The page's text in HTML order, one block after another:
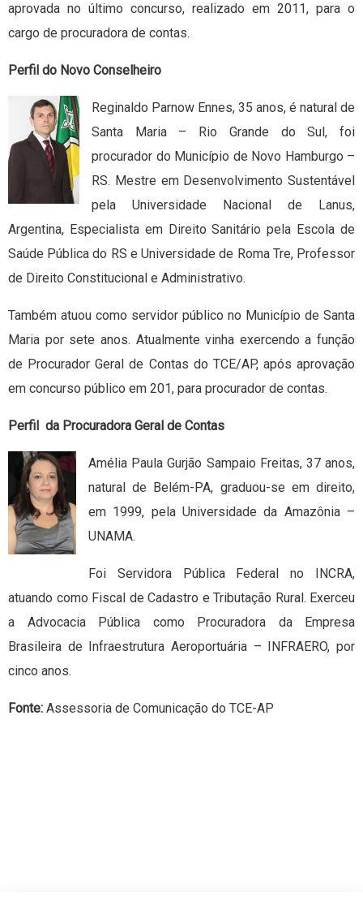
aprovada no último concurso, realizado em 2011, para o
cargo de procuradora de contas.
Perfil do Novo Conselheiro
Reginaldo Parnow Ennes, 35 anos, é natural de
Santa Maria – Rio Grande do Sul, foi
procurador do Município de Novo Hamburgo –
RS. Mestre em Desenvolvimento Sustentável
pela Universidade Nacional de Lanus,
Argentina, Especialista em Direito Sanitário pela Escola de
Saúde Pública do RS e Universidade de Roma Tre, Professor
de Direito Constitucional e Administrativo.
Também atuou como servidor público no Município de Santa
Maria por sete anos. Atualmente vinha exercendo a função
de Procurador Geral de Contas do TCE/AP, após aprovação
em concurso público em 201, para procurador de contas.
Perfil da Procuradora Geral de Contas
Amélia Paula Gurjão Sampaio Freitas, 37 anos,
natural de Belém-PA, graduou-se em direito,
em 1999, pela Universidade da Amazônia –
UNAMA.
Foi Servidora Pública Federal no INCRA,
atuando como Fiscal de Cadastro e Tributação Rural. Exerceu
a Advocacia Pública como Procuradora da Empresa
Brasileira de Infraestrutura Aeroportuária – INFRAERO, por
cinco anos.
Fonte: Assessoria de Comunicação do TCE-AP